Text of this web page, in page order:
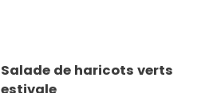
Salade de haricots verts
estivale